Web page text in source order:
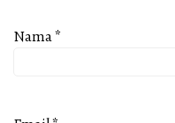
Nama*